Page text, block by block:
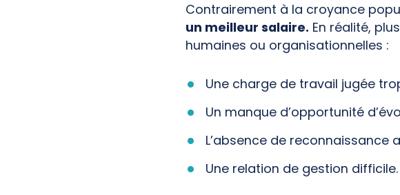
Contrairement à la croyance
un meilleur salaire. En réalité,
humaines ou organisationnelles :
Une charge de travail jugée
Un manque d’opportunité
L’absence de reconnaissance
Une relation de gestion difficile.